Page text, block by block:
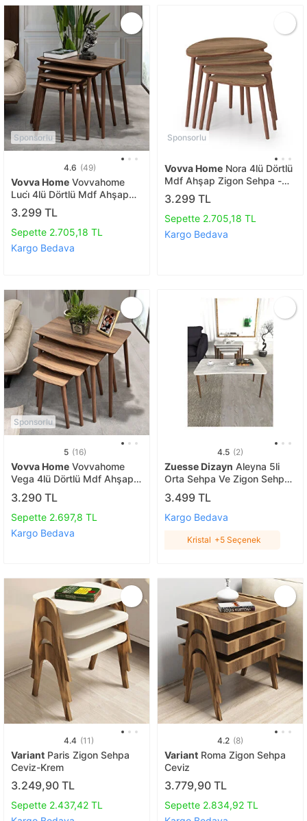
Sponsorlu
4.6 (49)
Vovva Home Vovvahome
Luci̇ 4lü Dörtlü Mdf Ahşap
Zi̇gon Sehpa - Cevi̇z
3.299 TL
Sepette 2.705,18 TL
Kargo Bedava
Sponsorlu
Vovva Home Nora 4lü Dörtlü
Mdf Ahşap Zigon Sehpa -
Ceviz
3.299 TL
Sepette 2.705,18 TL
Kargo Bedava
Sponsorlu
5 (16)
Vovva Home Vovvahome
Vega 4lü Dörtlü Mdf Ahşap
Zi̇gon Sehpa - Cevi̇z
3.290 TL
Sepette 2.697,8 TL
Kargo Bedava
4.5 (2)
Zuesse Dizayn Aleyna 5li
Orta Sehpa Ve Zigon Sehpa
Ahşap Ayaklı Çay Kahve
Sehpası Xl Salon Seti Kristal
3.499 TL
Kargo Bedava
Kristal +5 Seçenek
4.4 (11)
Variant Paris Zigon Sehpa
Ceviz-Krem
3.249,90 TL
Sepette 2.437,42 TL
4.2 (8)
Variant Roma Zigon Sehpa
Ceviz
3.779,90 TL
Sepette 2.834,92 TL